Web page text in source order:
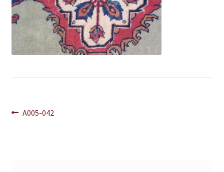
Navegación
Anterior:
A005-042